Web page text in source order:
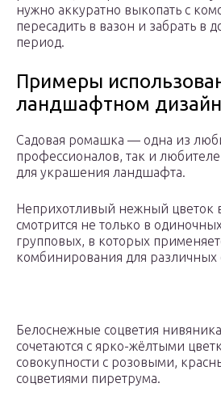
нужно аккуратно выкопать с
пересадить в вазон и забрать в
период.
Примеры
ландшафтном
Садовая ромашка — одна из
профессионалов, так и
для украшения ландшафта.
Неприхотливый нежный цветок
смотрится не только в
групповых, в которых
комбинирования для различных
Белоснежные соцветия
сочетаются с ярко-жёлтыми
совокупности с розовыми,
соцветиями пиретрума.